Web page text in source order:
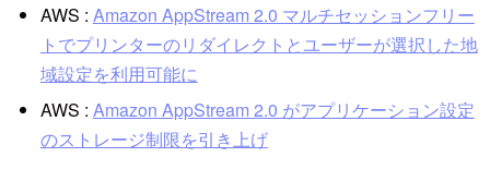
AWS : Amazon AppStream 2.0 マルチセッションフリー
トでプリンターのリダイレクトとユーザーが選択した地
域設定を利用可能に
AWS : Amazon AppStream 2.0 がアプリケーション設定
のストレージ制限を引き上げ